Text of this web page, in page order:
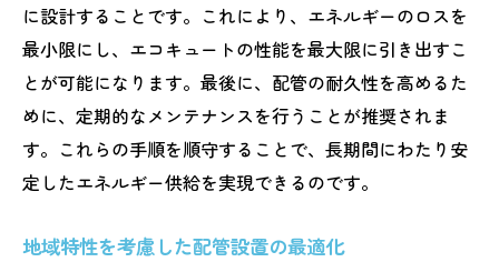
に設計することです。これにより、エネルギーのロスを
最小限にし、エコキュートの性能を最大限に引き出すこ
とが可能になります。最後に、配管の耐久性を高めるた
めに、定期的なメンテナンスを行うことが推奨されま
す。これらの手順を順守することで、長期間にわたり安
定したエネルギー供給を実現できるのです。
地域特性を考慮した配管設置の最適化